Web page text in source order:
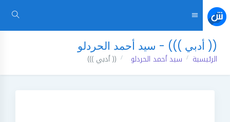
(( أدبي ))) - سيد أحمد الحردلو
الرئيسية سيد أحمد الحردلو (( أدبي )))